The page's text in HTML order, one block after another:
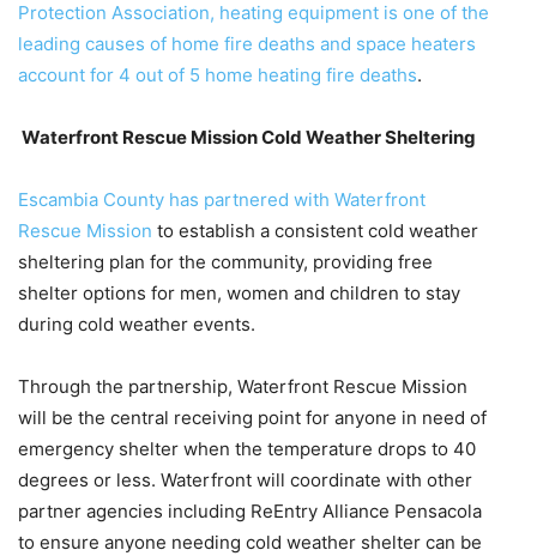
Protection Association, heating equipment is one of the
leading causes of home fire deaths and space heaters
account for 4 out of 5 home heating fire deaths.
Waterfront Rescue Mission Cold Weather Sheltering
Escambia County has partnered with Waterfront
Rescue Mission to establish a consistent cold weather
sheltering plan for the community, providing free
shelter options for men, women and children to stay
during cold weather events.
Through the partnership, Waterfront Rescue Mission
will be the central receiving point for anyone in need of
emergency shelter when the temperature drops to 40
degrees or less. Waterfront will coordinate with other
partner agencies including ReEntry Alliance Pensacola
to ensure anyone needing cold weather shelter can be